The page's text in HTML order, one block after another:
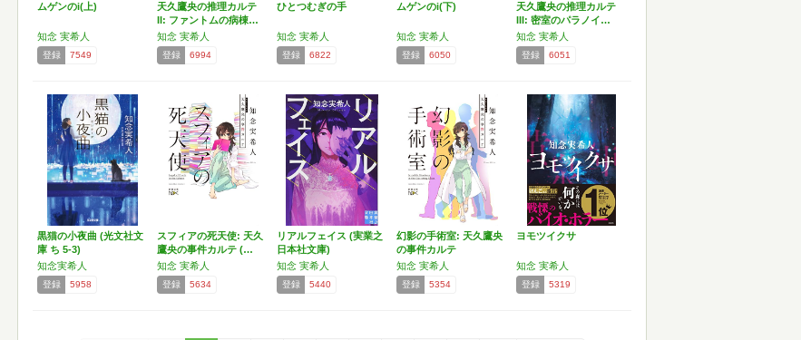
ムゲンのi(上)
知念 実希人
登録 7549
天久鷹央の推理カルテ
II: ファントムの病棟…
知念 実希人
登録 6994
ひとつむぎの手
知念 実希人
登録 6822
ムゲンのi(下)
知念 実希人
登録 6050
天久鷹央の推理カルテ
III: 密室のパラノイ…
知念 実希人
登録 6051
黒猫の小夜曲 (光文社文
庫 ち 5-3)
知念実希人
登録 5958
スフィアの死天使: 天久
鷹央の事件カルテ (…
知念 実希人
登録 5634
リアルフェイス (実業之
日本社文庫)
知念 実希人
登録 5440
幻影の手術室: 天久鷹央
の事件カルテ
知念 実希人
登録 5354
ヨモツイクサ
知念 実希人
登録 5319